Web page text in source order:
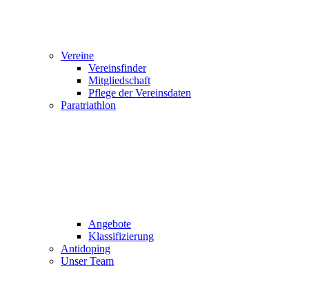
Vereine
Vereinsfinder
Mitgliedschaft
Pflege der Vereinsdaten
Paratriathlon
Angebote
Klassifizierung
Antidoping
Unser Team